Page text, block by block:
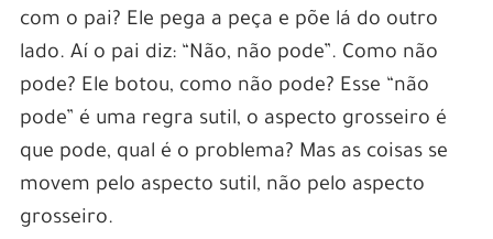
com o pai? Ele pega a peça e põe lá do outro
lado. Aí o pai diz: “Não, não pode”. Como não
pode? Ele botou, como não pode? Esse “não
pode” é uma regra sutil, o aspecto grosseiro é
que pode, qual é o problema? Mas as coisas se
movem pelo aspecto sutil, não pelo aspecto
grosseiro.